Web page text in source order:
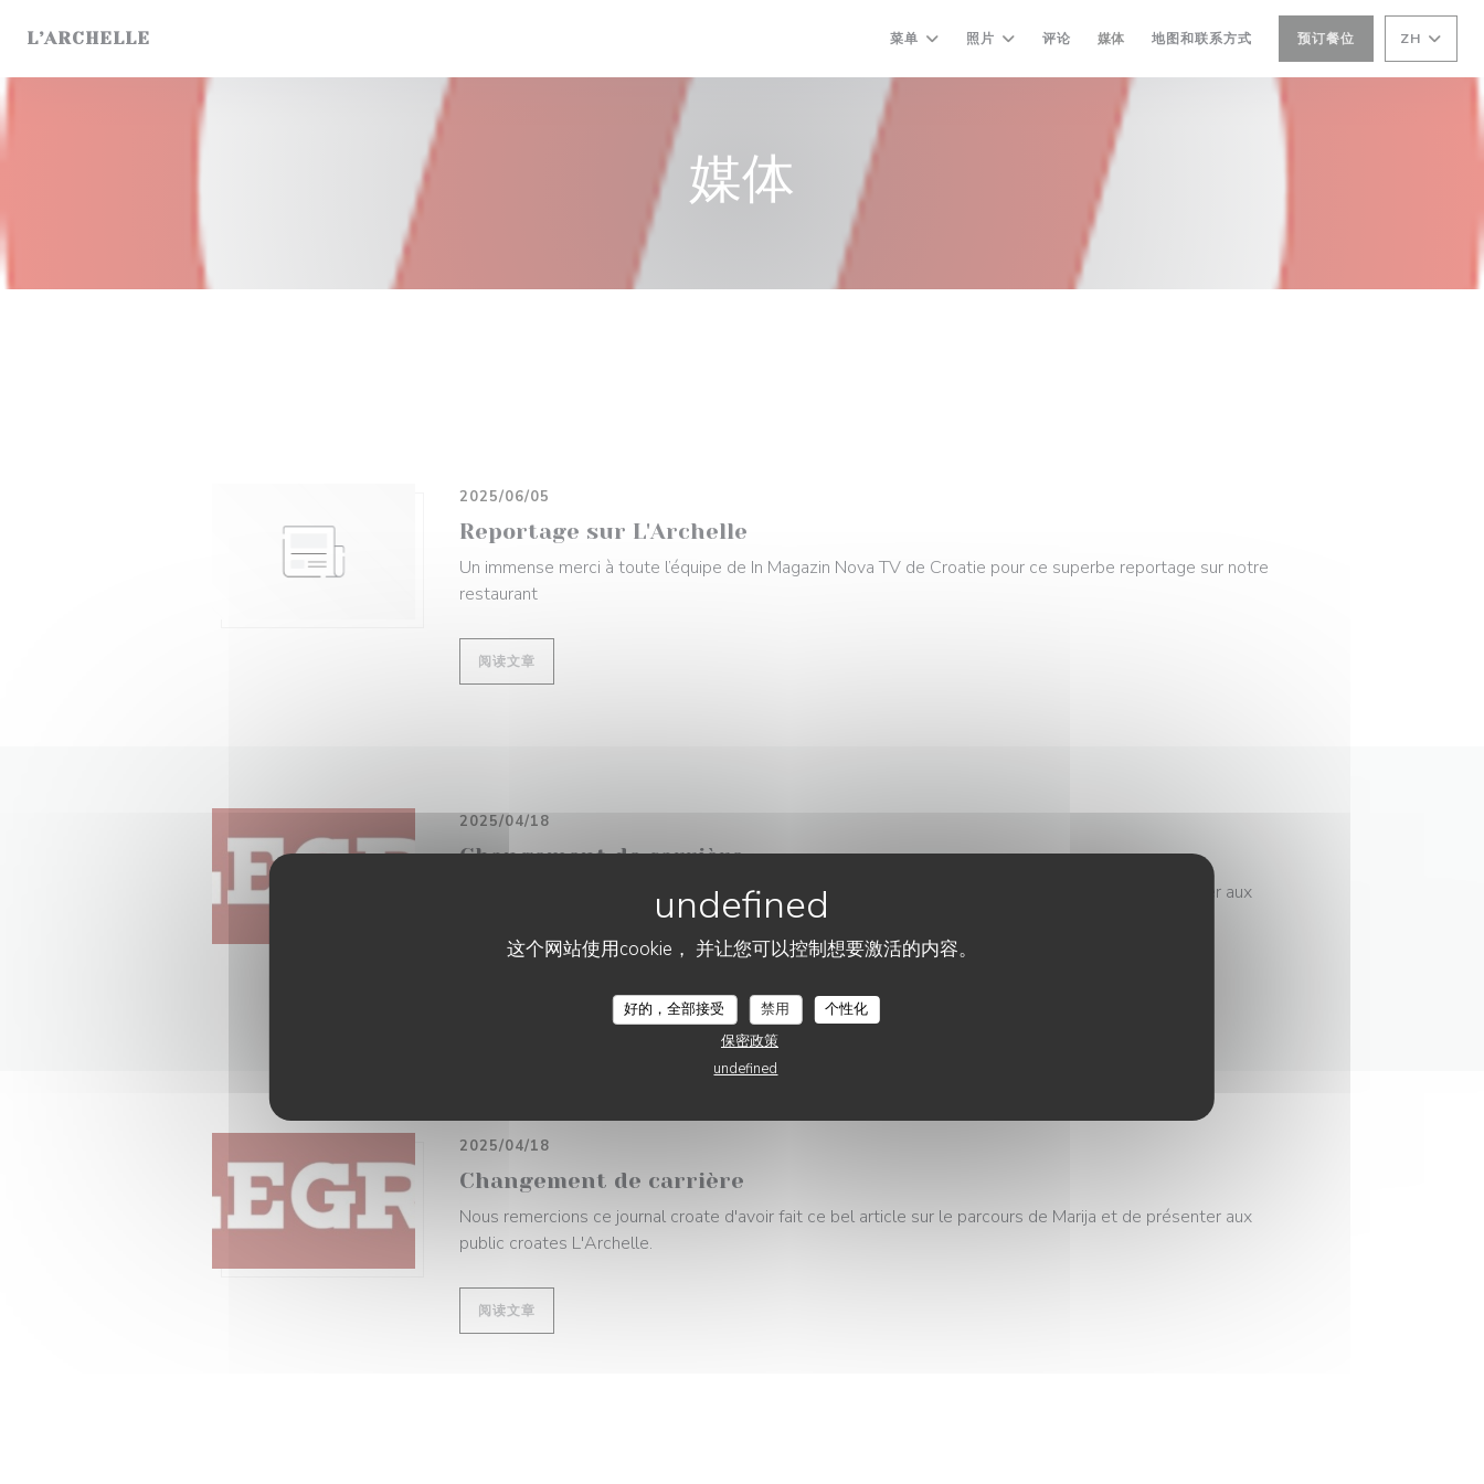
这个网站使用cookie， 并让您可以控制想要激活的内容。
好的，全部接受 禁用
个性化
保密政策
undefined
L’ARCHELLE 菜单 照片 评论 媒体 地图和联系方式 预订餐位 ZH
媒体
Reportage sur L'Archelle
2025/06/05
Un immense merci à toute l’équipe de In Magazin Nova TV de Croatie pour ce superbe reportage sur notre
restaurant
阅读文章((在新窗口中打开))
Changement de carrière
2025/04/18
Nous remercions ce journal croate d'avoir fait ce bel article sur le parcours de Marija et de présenter aux
Changement de carrière
2025/04/18
Nous remercions ce journal croate d'avoir fait ce bel article sur le parcours de Marija et de présenter aux
public croates L'Archelle.
阅读文章((在新窗口中打开))